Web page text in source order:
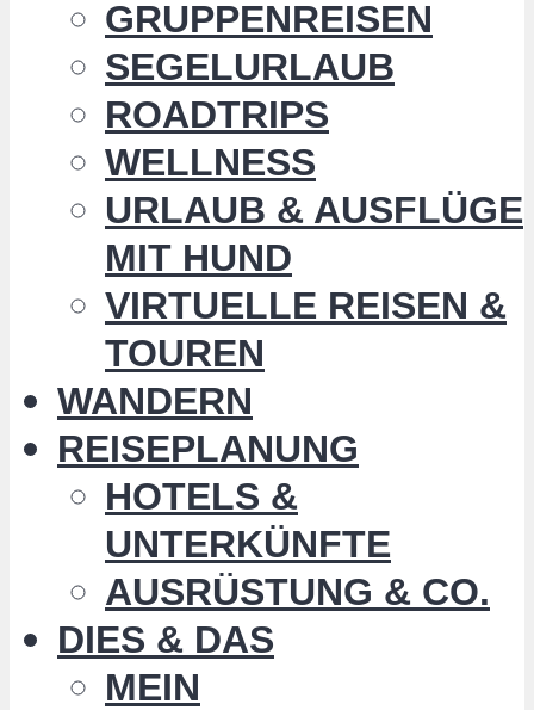
GRUPPENREISEN
SEGELURLAUB
ROADTRIPS
WELLNESS
URLAUB & AUSFLÜGE
MIT HUND
VIRTUELLE REISEN &
TOUREN
WANDERN
REISEPLANUNG
HOTELS &
UNTERKÜNFTE
AUSRÜSTUNG & CO.
DIES & DAS
MEIN